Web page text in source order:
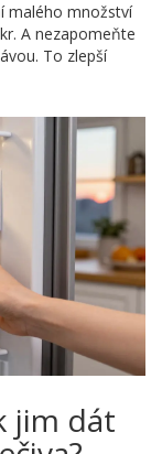
malého množství
A nezapomeňte
To zlepší
jim dát